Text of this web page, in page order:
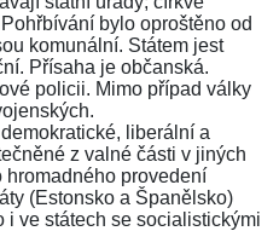
bylo oproštěno od
komunální. Státem jest
Přísaha je občanská.
policii. Mimo případ války
liberální a
z valné části v jiných
hromadného provedení
(Estonsko a Španělsko)
i ve státech se socialistickými